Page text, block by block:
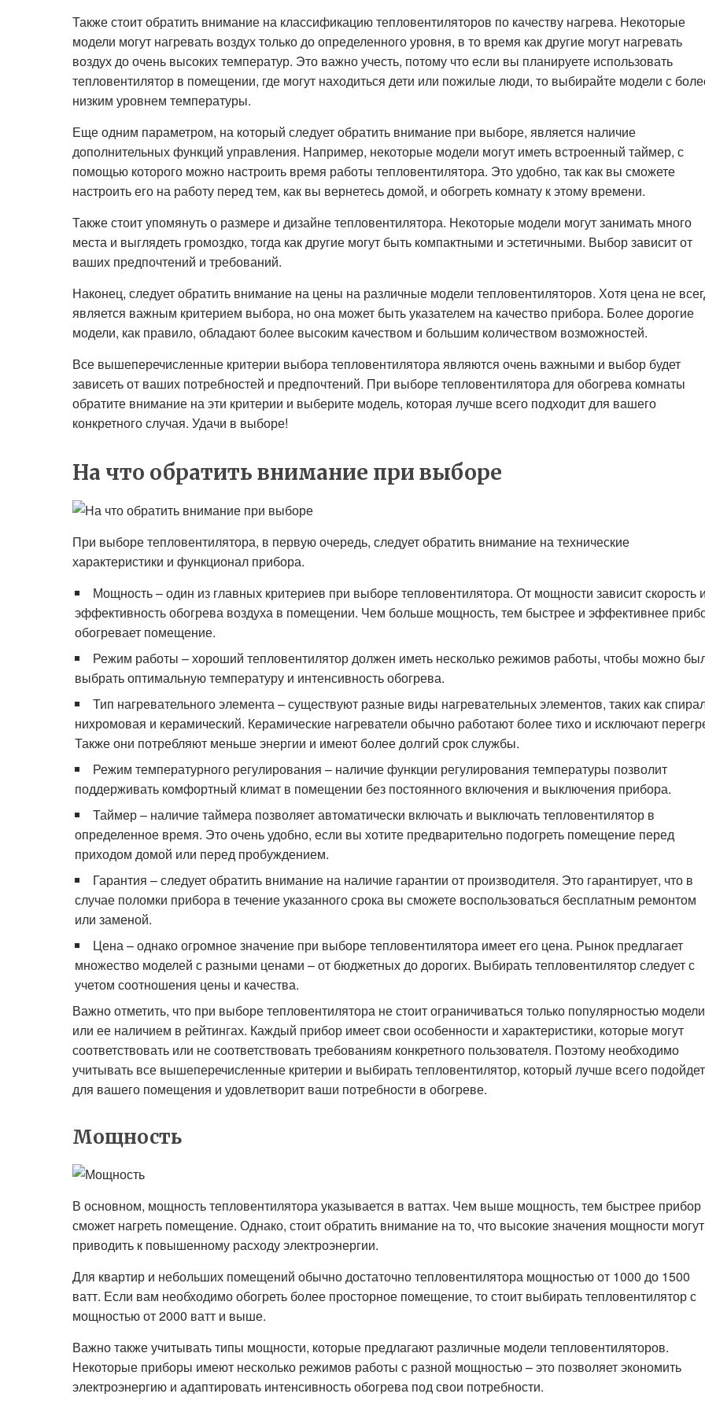
Также стоит обратить внимание на классификацию тепловентиляторов по качеству нагрева. Некоторые
модели могут нагревать воздух только до определенного уровня, в то время как другие могут нагревать
воздух до очень высоких температур. Это важно учесть, потому что если вы планируете использовать
тепловентилятор в помещении, где могут находиться дети или пожилые люди, то выбирайте модели с
низким уровнем температуры.
Еще одним параметром, на который следует обратить внимание при выборе, является наличие
дополнительных функций управления. Например, некоторые модели могут иметь встроенный таймер, с
помощью которого можно настроить время работы тепловентилятора. Это удобно, так как вы сможете
настроить его на работу перед тем, как вы вернетесь домой, и обогреть комнату к этому времени.
Также стоит упомянуть о размере и дизайне тепловентилятора. Некоторые модели могут занимать много
места и выглядеть громоздко, тогда как другие могут быть компактными и эстетичными. Выбор зависит от
ваших предпочтений и требований.
Наконец, следует обратить внимание на цены на различные модели тепловентиляторов. Хотя цена не
является важным критерием выбора, но она может быть указателем на качество прибора. Более дорогие
модели, как правило, обладают более высоким качеством и большим количеством возможностей.
Все вышеперечисленные критерии выбора тепловентилятора являются очень важными и выбор будет
зависеть от ваших потребностей и предпочтений. При выборе тепловентилятора для обогрева комнаты
обратите внимание на эти критерии и выберите модель, которая лучше всего подходит для вашего
конкретного случая. Удачи в выборе!
На что обратить внимание при выборе
При выборе тепловентилятора, в первую очередь, следует обратить внимание на технические
характеристики и функционал прибора.
Мощность – один из главных критериев при выборе тепловентилятора. От мощности зависит скорость
эффективность обогрева воздуха в помещении. Чем больше мощность, тем быстрее и эффективнее
обогревает помещение.
Режим работы – хороший тепловентилятор должен иметь несколько режимов работы, чтобы можно
выбрать оптимальную температуру и интенсивность обогрева.
Тип нагревательного элемента – существуют разные виды нагревательных элементов, таких как
нихромовая и керамический. Керамические нагреватели обычно работают более тихо и исключают
Также они потребляют меньше энергии и имеют более долгий срок службы.
Режим температурного регулирования – наличие функции регулирования температуры позволит
поддерживать комфортный климат в помещении без постоянного включения и выключения прибора.
Таймер – наличие таймера позволяет автоматически включать и выключать тепловентилятор в
определенное время. Это очень удобно, если вы хотите предварительно подогреть помещение перед
приходом домой или перед пробуждением.
Гарантия – следует обратить внимание на наличие гарантии от производителя. Это гарантирует, что в
случае поломки прибора в течение указанного срока вы сможете воспользоваться бесплатным ремонтом
или заменой.
Цена – однако огромное значение при выборе тепловентилятора имеет его цена. Рынок предлагает
множество моделей с разными ценами – от бюджетных до дорогих. Выбирать тепловентилятор следует с
учетом соотношения цены и качества.
Важно отметить, что при выборе тепловентилятора не стоит ограничиваться только популярностью модели
или ее наличием в рейтингах. Каждый прибор имеет свои особенности и характеристики, которые могут
соответствовать или не соответствовать требованиям конкретного пользователя. Поэтому необходимо
учитывать все вышеперечисленные критерии и выбирать тепловентилятор, который лучше всего подойдет
для вашего помещения и удовлетворит ваши потребности в обогреве.
Мощность
В основном, мощность тепловентилятора указывается в ваттах. Чем выше мощность, тем быстрее прибор
сможет нагреть помещение. Однако, стоит обратить внимание на то, что высокие значения мощности могут
приводить к повышенному расходу электроэнергии.
Для квартир и небольших помещений обычно достаточно тепловентилятора мощностью от 1000 до 1500
ватт. Если вам необходимо обогреть более просторное помещение, то стоит выбирать тепловентилятор с
мощностью от 2000 ватт и выше.
Важно также учитывать типы мощности, которые предлагают различные модели тепловентиляторов.
Некоторые приборы имеют несколько режимов работы с разной мощностью – это позволяет экономить
электроэнергию и адаптировать интенсивность обогрева под свои потребности.